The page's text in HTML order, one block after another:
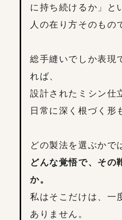
に持ち続けるか」と
人の在り方そのもの
総手縫いでしか表現
れば、
設計されたミシン仕
日常に深く根づく形
どの製法を選ぶかで
どんな覚悟で、その
か。
私はそこだけは、一
ありません。